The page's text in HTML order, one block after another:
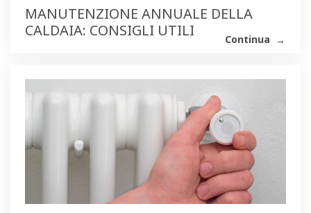
MANUTENZIONE ANNUALE DELLA
CALDAIA: CONSIGLI UTILI
Continua